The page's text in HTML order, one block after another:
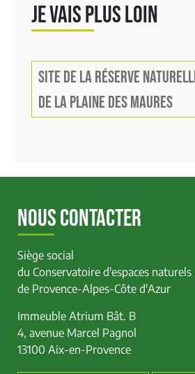
JE VAIS PLUS LOIN
SITE DE LA RÉSERVE
DE LA PLAINE DES MAURES
NOUS CONTACTER
Siège social
du Conservatoire d'espaces naturels
de Provence-Alpes-Côte d'Azur
Immeuble Atrium Bât. B
4, avenue Marcel Pagnol
13100 Aix-en-Provence